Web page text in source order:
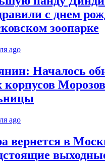
с днем
зоопарке
ago
Началось
корпусов
ago
вернется в